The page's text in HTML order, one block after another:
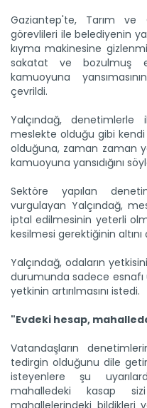
Gaziantep'te, Tarım ve
görevlileri ile belediyenin
kıyma makinesine
sakatat ve bozulmuş
kamuoyuna
çevrildi.
Yalçındağ, denetimlerle
meslekte olduğu gibi
olduğuna, zaman zaman
kamuoyuna yansıdığını
Sektöre yapılan
vurgulayan Yalçındağ,
iptal edilmesinin yeterli
kesilmesi gerektiğinin altını
Yalçındağ, odaların
durumunda sadece
yetkinin artırılmasını istedi.
"Evdeki hesap,
Vatandaşların
tedirgin olduğunu dile
isteyenlere şu
mahalledeki kasap sizi
Bahar yağışları
Orman...